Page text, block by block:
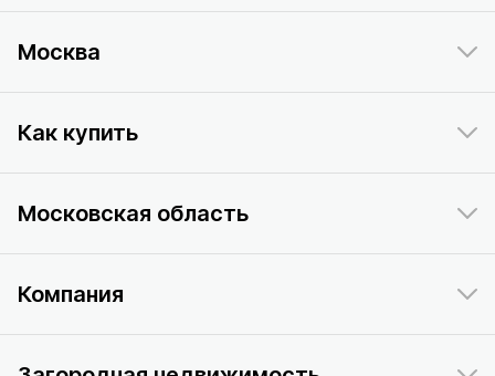
Москва
Как купить
Московская область
Компания